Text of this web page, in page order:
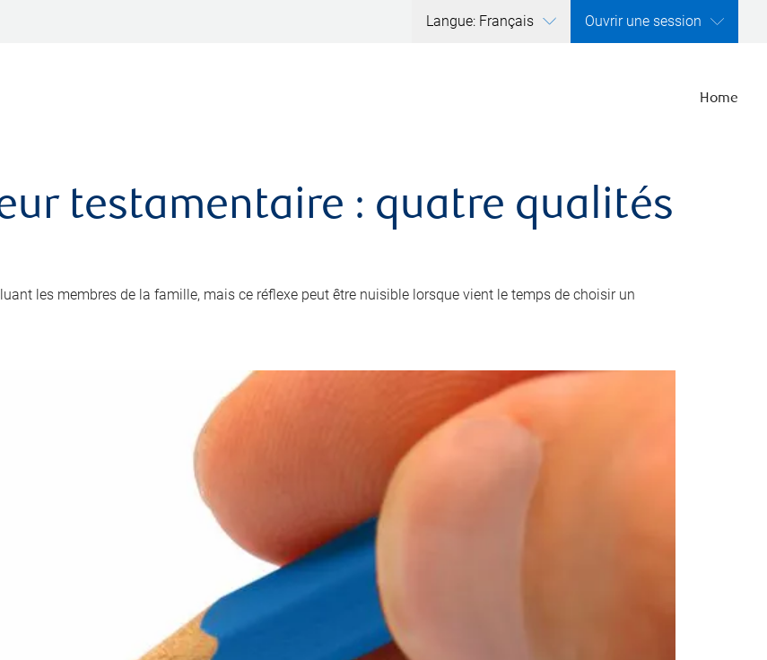
Langue: Français Ouvrir une session
Home
testamentaire : quatre qualités
les membres de la famille, mais ce réflexe peut être nuisible lorsque vient le temps de choisir un